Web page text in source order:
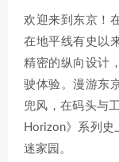
欢迎来到东京！
在地平线有史以
精密的纵向设计
驶体验。漫游东
兜风，在码头与
Horizon》系列史
迷家园。